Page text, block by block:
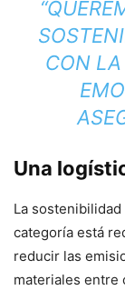
CON
Una
La
categoría está
reducir las
materiales entre